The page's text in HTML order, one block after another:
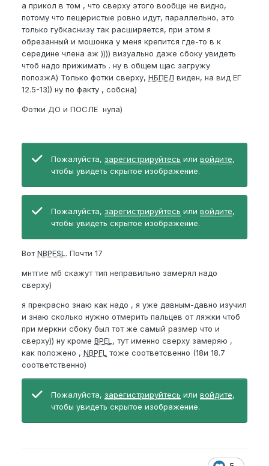
а прикол в том , что сверху этого вообще не видно,
потому что пещеристые ровно идут, параллельно, это
только губкаснизу так расширяется, при этом я
обрезанный и мошонка у меня крепится где-то в к
середине члена аж )))) визуально даже сбоку увидеть
чтоб надо прижимать . ну в общем щас загружу
попозжА) Только фотки сверху, НБПЕЛ виден, на вид ЕГ
12.5-13)) ну по факту , собсна)
Фотки ДО и ПОСЛЕ нупа)
Пожалуйста, зарегистрируйтесь или войдите,
чтобы увидеть скрытое изображение.
Пожалуйста, зарегистрируйтесь или войдите,
чтобы увидеть скрытое изображение.
ВотNBPFSL . Почти 17
мнтгие мб скажут тип неправильно замерял надо
сверху)
я прекрасно знаю как надо , я уже давным-давно изучил
и знаю сколько нужно отмерить пальцев от ляжки чтоб
при меркни сбоку был тот же самый размер что и
сверху)) ну кроме BPEL , тут именно сверху замеряю ,
как положено , NBPFL тоже соответсвенно (18и 18.7
соответственно)
Пожалуйста, зарегистрируйтесь или войдите,
чтобы увидеть скрытое изображение.